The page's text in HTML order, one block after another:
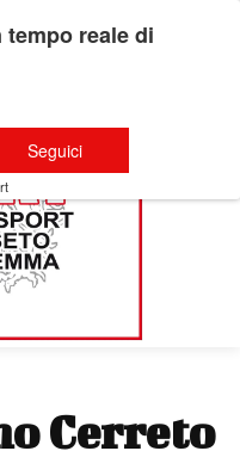
Cerreto
reale di
Seguici